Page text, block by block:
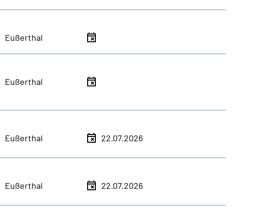
Eußerthal
Eußerthal
Eußerthal 22.07.2026
Eußerthal 22.07.2026